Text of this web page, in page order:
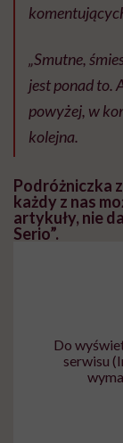
„Smutne,
jest ponad to.
powyżej, w
kolejna.
Podróżniczka
każdy z nas
artykuły, nie
Serio”.
Do
serwisu